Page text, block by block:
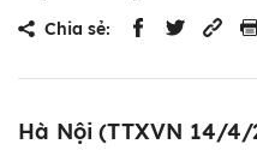
Chia sẻ:
Hà Nội (TTXVN 14/